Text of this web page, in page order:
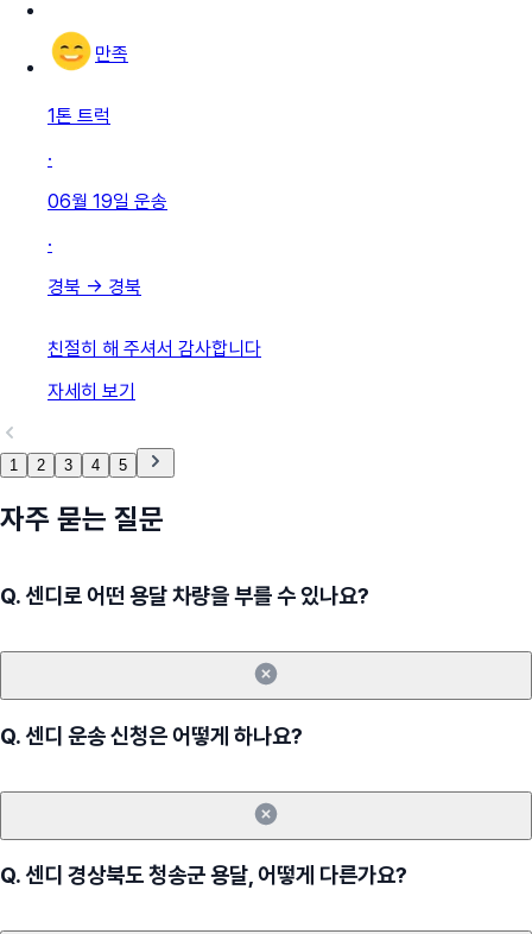
만족
1톤 트럭
·
06월 19일 운송
·
경북 → 경북
친절히 해 주셔서 감사합니다
자세히 보기
1 2 3 4 5
자주 묻는 질문
Q.센디로 어떤 용달 차량을 부를 수 있나요?
Q.센디 운송 신청은 어떻게 하나요?
Q.센디 경상북도 청송군 용달, 어떻게 다른가요?